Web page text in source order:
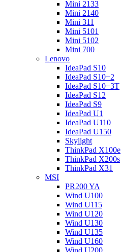
Mini 2133
Mini 2140
Mini 311
Mini 5101
Mini 5102
Mini 700
Lenovo
IdeaPad S10
IdeaPad S10−2
IdeaPad S10−3T
IdeaPad S12
IdeaPad S9
IdeaPad U1
IdeaPad U110
IdeaPad U150
Skylight
ThinkPad X100e
ThinkPad X200s
ThinkPad X31
MSI
PR200 YA
Wind U100
Wind U115
Wind U120
Wind U130
Wind U135
Wind U160
Wind U200